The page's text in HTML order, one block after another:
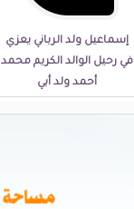
إسماعيل ولد الرباني يعزي
في رحيل الوالد الكريم محمد
أحمد ولد أبي